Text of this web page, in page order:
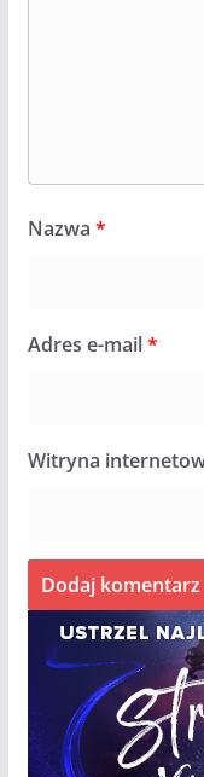
Nazwa *
Adres e-mail*
Witryna